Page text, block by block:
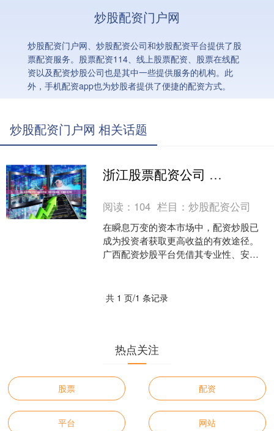
炒股配资门户网
炒股配资门户网、炒股配资公司和炒股配资平台提供了股
票配资服务。股票配资114、线上股票配资、股票在线配
资以及配资炒股公司也是其中一些提供服务的机构。此
外，手机配资app也为炒股者提供了便捷的配资方式。
炒股配资门户网 相关话题
浙江股票配资公司 广西配资炒股：助你财富增值，把握投资先机
阅读： 104 栏目：炒股配资公司
在瞬息万变的资本市场中，配资炒股已
成为投资者获取更高收益的有效途径。
广西配资炒股平台凭借其专业性、安全
共 1 页/1 条记录
热点关注
股票 配资
平台 网站